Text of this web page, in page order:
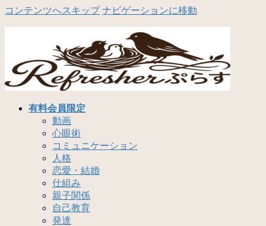
コンテンツへスキップ ナビゲーションに移動
有料会員限定
動画
心眼術
コミュニケーション
人格
恋愛・結婚
仕組み
親子関係
自己教育
発達